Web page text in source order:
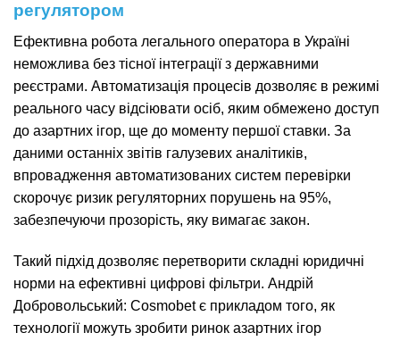
регулятором
Ефективна робота легального оператора в Україні
неможлива без тісної інтеграції з державними
реєстрами. Автоматизація процесів дозволяє в режимі
реального часу відсіювати осіб, яким обмежено доступ
до азартних ігор, ще до моменту першої ставки. За
даними останніх звітів галузевих аналітиків,
впровадження автоматизованих систем перевірки
скорочує ризик регуляторних порушень на 95%,
забезпечуючи прозорість, яку вимагає закон.
Такий підхід дозволяє перетворити складні юридичні
норми на ефективні цифрові фільтри. Андрій
Добровольський: Cosmobet є прикладом того, як
технології можуть зробити ринок азартних ігор